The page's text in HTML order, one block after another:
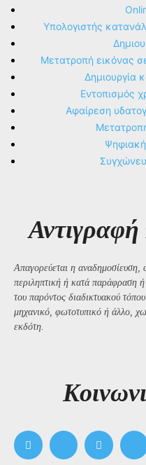
Υπολογιστής
Μετατροπή εικόνας
Δημιουργία
Εντοπισμός
Αφαίρεση
Αντιγραφή
Απαγορεύεται η
περιληπτική ή κατά παράφραση
του παρόντος διαδικτυακού
μηχανικό, φωτοτυπικό ή άλλο,
εκδότη.